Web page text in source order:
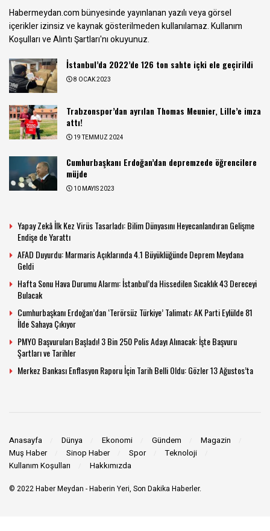
Habermeydan.com bünyesinde yayınlanan yazılı veya görsel
içerikler izinsiz ve kaynak gösterilmeden kullanılamaz.Kullanım
Koşulları ve Alıntı Şartları'nı okuyunuz.
İstanbul’da 2022’de 126 ton sahte içki ele geçirildi
8 OCAK 2023
Trabzonspor’dan ayrılan Thomas Meunier, Lille’e imza
attı!
19 TEMMUZ 2024
Cumhurbaşkanı Erdoğan’dan depremzede öğrencilere
müjde
10 MAYIS 2023
Yapay Zekâ İlk Kez Virüs Tasarladı: Bilim Dünyasını Heyecanlandıran Gelişme
Endişe de Yarattı
AFAD Duyurdu: Marmaris Açıklarında 4.1 Büyüklüğünde Deprem Meydana
Geldi
Hafta Sonu Hava Durumu Alarmı: İstanbul’da Hissedilen Sıcaklık 43 Dereceyi
Bulacak
Cumhurbaşkanı Erdoğan’dan ‘Terörsüz Türkiye’ Talimatı: AK Parti Eylülde 81
İlde Sahaya Çıkıyor
PMYO Başvuruları Başladı! 3 Bin 250 Polis Adayı Alınacak: İşte Başvuru
Şartları ve Tarihler
Merkez Bankası Enflasyon Raporu İçin Tarih Belli Oldu: Gözler 13 Ağustos’ta
Anasayfa Dünya Ekonomi Gündem
Magazin
Muş Haber
Sinop Haber Spor
Teknoloji
Kullanım Koşulları
Hakkımızda
© 2022Haber Meydan - Haberin Yeri, Son Dakika Haberler.